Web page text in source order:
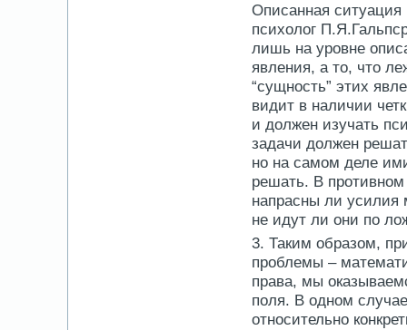
Описанная ситуация
психолог
лишь на уровне
явления, а то, что
“сущность” этих
видит в наличии
и должен изучать
задачи должен
но на самом деле
решать. В противном
напрасны ли усилия
не идут ли они по
3. Таким образом,
проблемы –
права, мы
поля. В одном
относительно